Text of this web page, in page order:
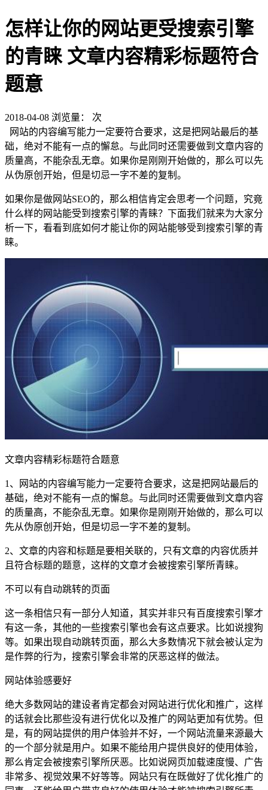
怎样让你的网站更受搜索引擎
的青睐 文章内容精彩标题符合
题意
2018-04-08 浏览量：
次
网站的内容编写能力一定要符合要求，这是把网站最后的基
础，绝对不能有一点的懈怠。与此同时还需要做到文章内容的
质量高，不能杂乱无章。如果你是刚刚开始做的，那么可以先
从伪原创开始，但是切忌一字不差的复制。
如果你是做网站SEO的，那么相信肯定会思考一个问题，究竟
什么样的网站能受到搜索引擎的青睐？下面我们就来为大家分
析一下，看看到底如何才能让你的网站能够受到搜索引擎的青
睐。
文章内容精彩标题符合题意
1、网站的内容编写能力一定要符合要求，这是把网站最后的
基础，绝对不能有一点的懈怠。与此同时还需要做到文章内容
的质量高，不能杂乱无章。如果你是刚刚开始做的，那么可以
先从伪原创开始，但是切忌一字不差的复制。
2、文章的内容和标题是要相关联的，只有文章的内容优质并
且符合标题的题意，这样的文章才会被搜索引擎所青睐。
不可以有自动跳转的页面
这一条相信只有一部分人知道，其实并非只有百度搜索引擎才
有这一条，其他的一些搜索引擎也会有这点要求。比如说搜狗
等。如果出现自动跳转页面，那么大多数情况下就会被认定为
是作弊的行为，搜索引擎会非常的厌恶这样的做法。
网站体验感要好
绝大多数网站的建设者肯定都会对网站进行优化和推广，这样
的话就会比那些没有进行优化以及推广的网站更加有优势。但
是，有的网站提供的用户体验并不好，一个网站流量来源最大
的一个部分就是用户。如果不能给用户提供良好的使用体验，
那么肯定会被搜索引擎所厌恶。比如说网页加载速度慢、广告
非常多、视觉效果不好等等。网站只有在既做好了优化推广的